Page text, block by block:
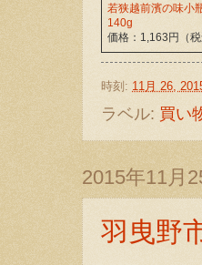
若狭越前濱の味小
140g
価格：1,163円（税
時刻: 11月 26,
ラベル: 買い
2015年11月
羽曳野